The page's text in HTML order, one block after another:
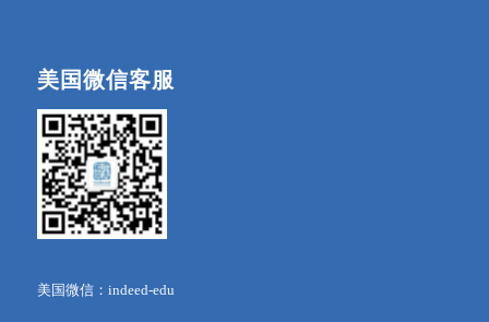
美国微信客服
美国微信：indeed-edu